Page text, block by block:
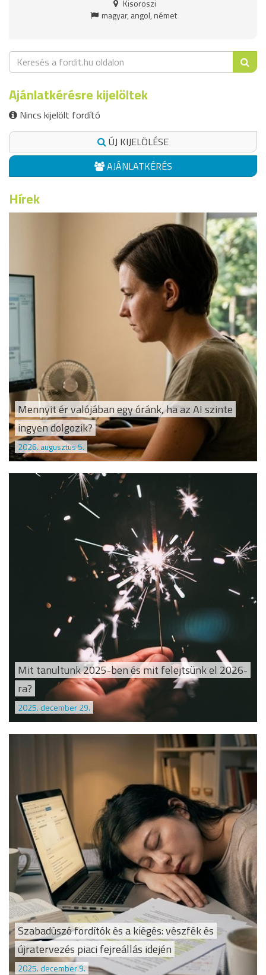
Kisoroszi
magyar, angol, német
Ajánlatkérésre kijelöltek
Nincs kijelölt fordító
ÚJ KIJELÖLÉSE
AJÁNLATKÉRÉS
Hírek
Mennyit ér valójában egy óránk, ha az AI szinte
ingyen dolgozik?
2026. augusztus 5.
Mit tanultunk 2025-ben és mit felejtsünk el 2026-
ra?
2025. december 29.
Szabadúszó fordítók és a kiégés: vészfék és
újratervezés piaci fejreállás idején
2025. december 9.